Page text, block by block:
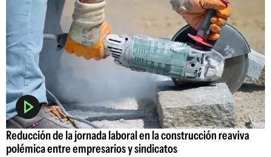
Reducción de la jornada laboral en la construcción reaviva
polémica entre empresarios y sindicatos